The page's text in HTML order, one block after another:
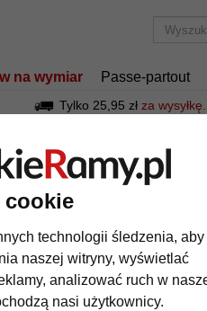
cookie
technologii śledzenia, aby
naszej witryny, wyświetlać
analizować ruch w
nasi użytkownicy.
na wymiar Passe-partout
Tylko 25,95 zł za wysyłkę.
profil 94
profilu